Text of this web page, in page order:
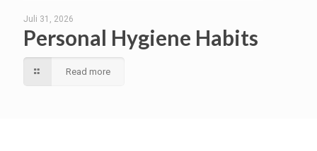
Juli 31, 2026
Personal Hygiene Habits
Read more